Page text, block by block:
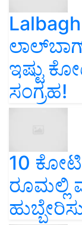
ಇಷ್ಟು
ಸಂಗ್ರಹ!
10
ರೂಮಲ್ಲಿ